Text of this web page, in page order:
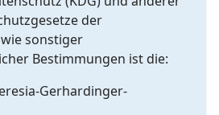
der
sonstiger
Bestimmungen ist die:
Gerhardinger-